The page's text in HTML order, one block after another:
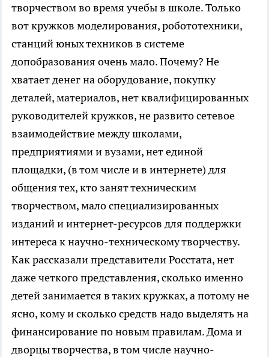
творчеством во время учебы в школе. Только
вот кружков моделирования, робототехники,
станций юных техников в системе
допобразования очень мало. Почему? Не
хватает денег на оборудование, покупку
деталей, материалов, нет квалифицированных
руководителей кружков, не развито сетевое
взаимодействие между школами,
предприятиями и вузами, нет единой
площадки, (в том числе и в интернете) для
общения тех, кто занят техническим
творчеством, мало специализированных
изданий и интернет-ресурсов для поддержки
интереса к научно-техническому творчеству.
Как рассказали представители Росстата, нет
даже четкого представления, сколько именно
детей занимается в таких кружках, а потому не
ясно, кому и сколько средств надо выделять на
финансирование по новым правилам. Дома и
дворцы творчества, в том числе научно-